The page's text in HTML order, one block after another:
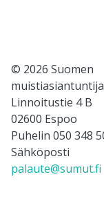
© 2026 Suomen
Linnoitustie 4 B
02600 Espoo
Puhelin 050 348
Sähköposti
palaute@sumut.fi